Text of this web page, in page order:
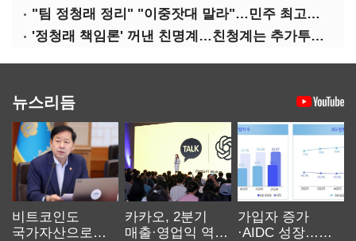
"팀 정청래 정리" "이중잣대 말라"…민주 최고위원 계파 다툼 격화
'정청래 책임론' 꺼낸 친명계…친청계는 추가투표 때리기
뉴스리듬
비트코인도
국가자산으로…'
카카오, 2분기
매출·영업익 역대
가입자 증가
·AIDC 성장…